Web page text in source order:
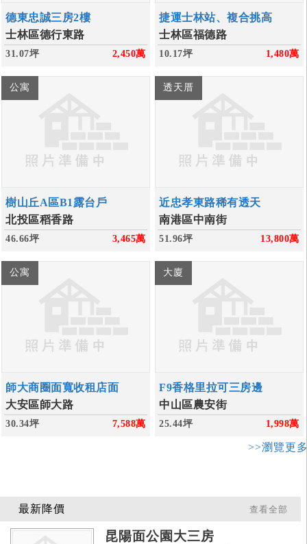
德東忠誠三房2樓
士林區德行東路
31.07坪 2,450萬
捷運士林站、複合挑高
士林區福德路
10.17坪 1,480萬
公寓
樹山丘A區B1露台戶
北投區稻香路
46.66坪 3,465萬
透天厝
近忠孝東路稀有透天
南港區中南街
51.96坪 13,800萬
公寓
師大商圈面寬收租店面
大安區師大路
30.34坪 7,588萬
大廈
F9香格里拉可三房邊
中山區農安街
25.44坪 1,998萬
>>瀏覽更
最新降價 查看全部
昆陽面公園大三房